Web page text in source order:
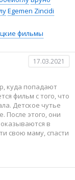
Egemen Zincidi
фильмы
17.03.2021
куда попадают
фильм с того, что
Детское чутье
После этого, они
в
свою маму, спасти